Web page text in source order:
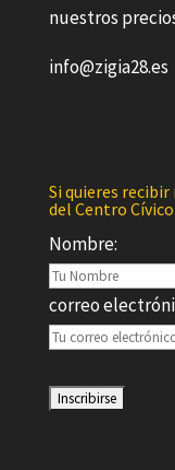
nuestros
info@zigia28.es
Si quieres
del Centro
Nombre:
correo